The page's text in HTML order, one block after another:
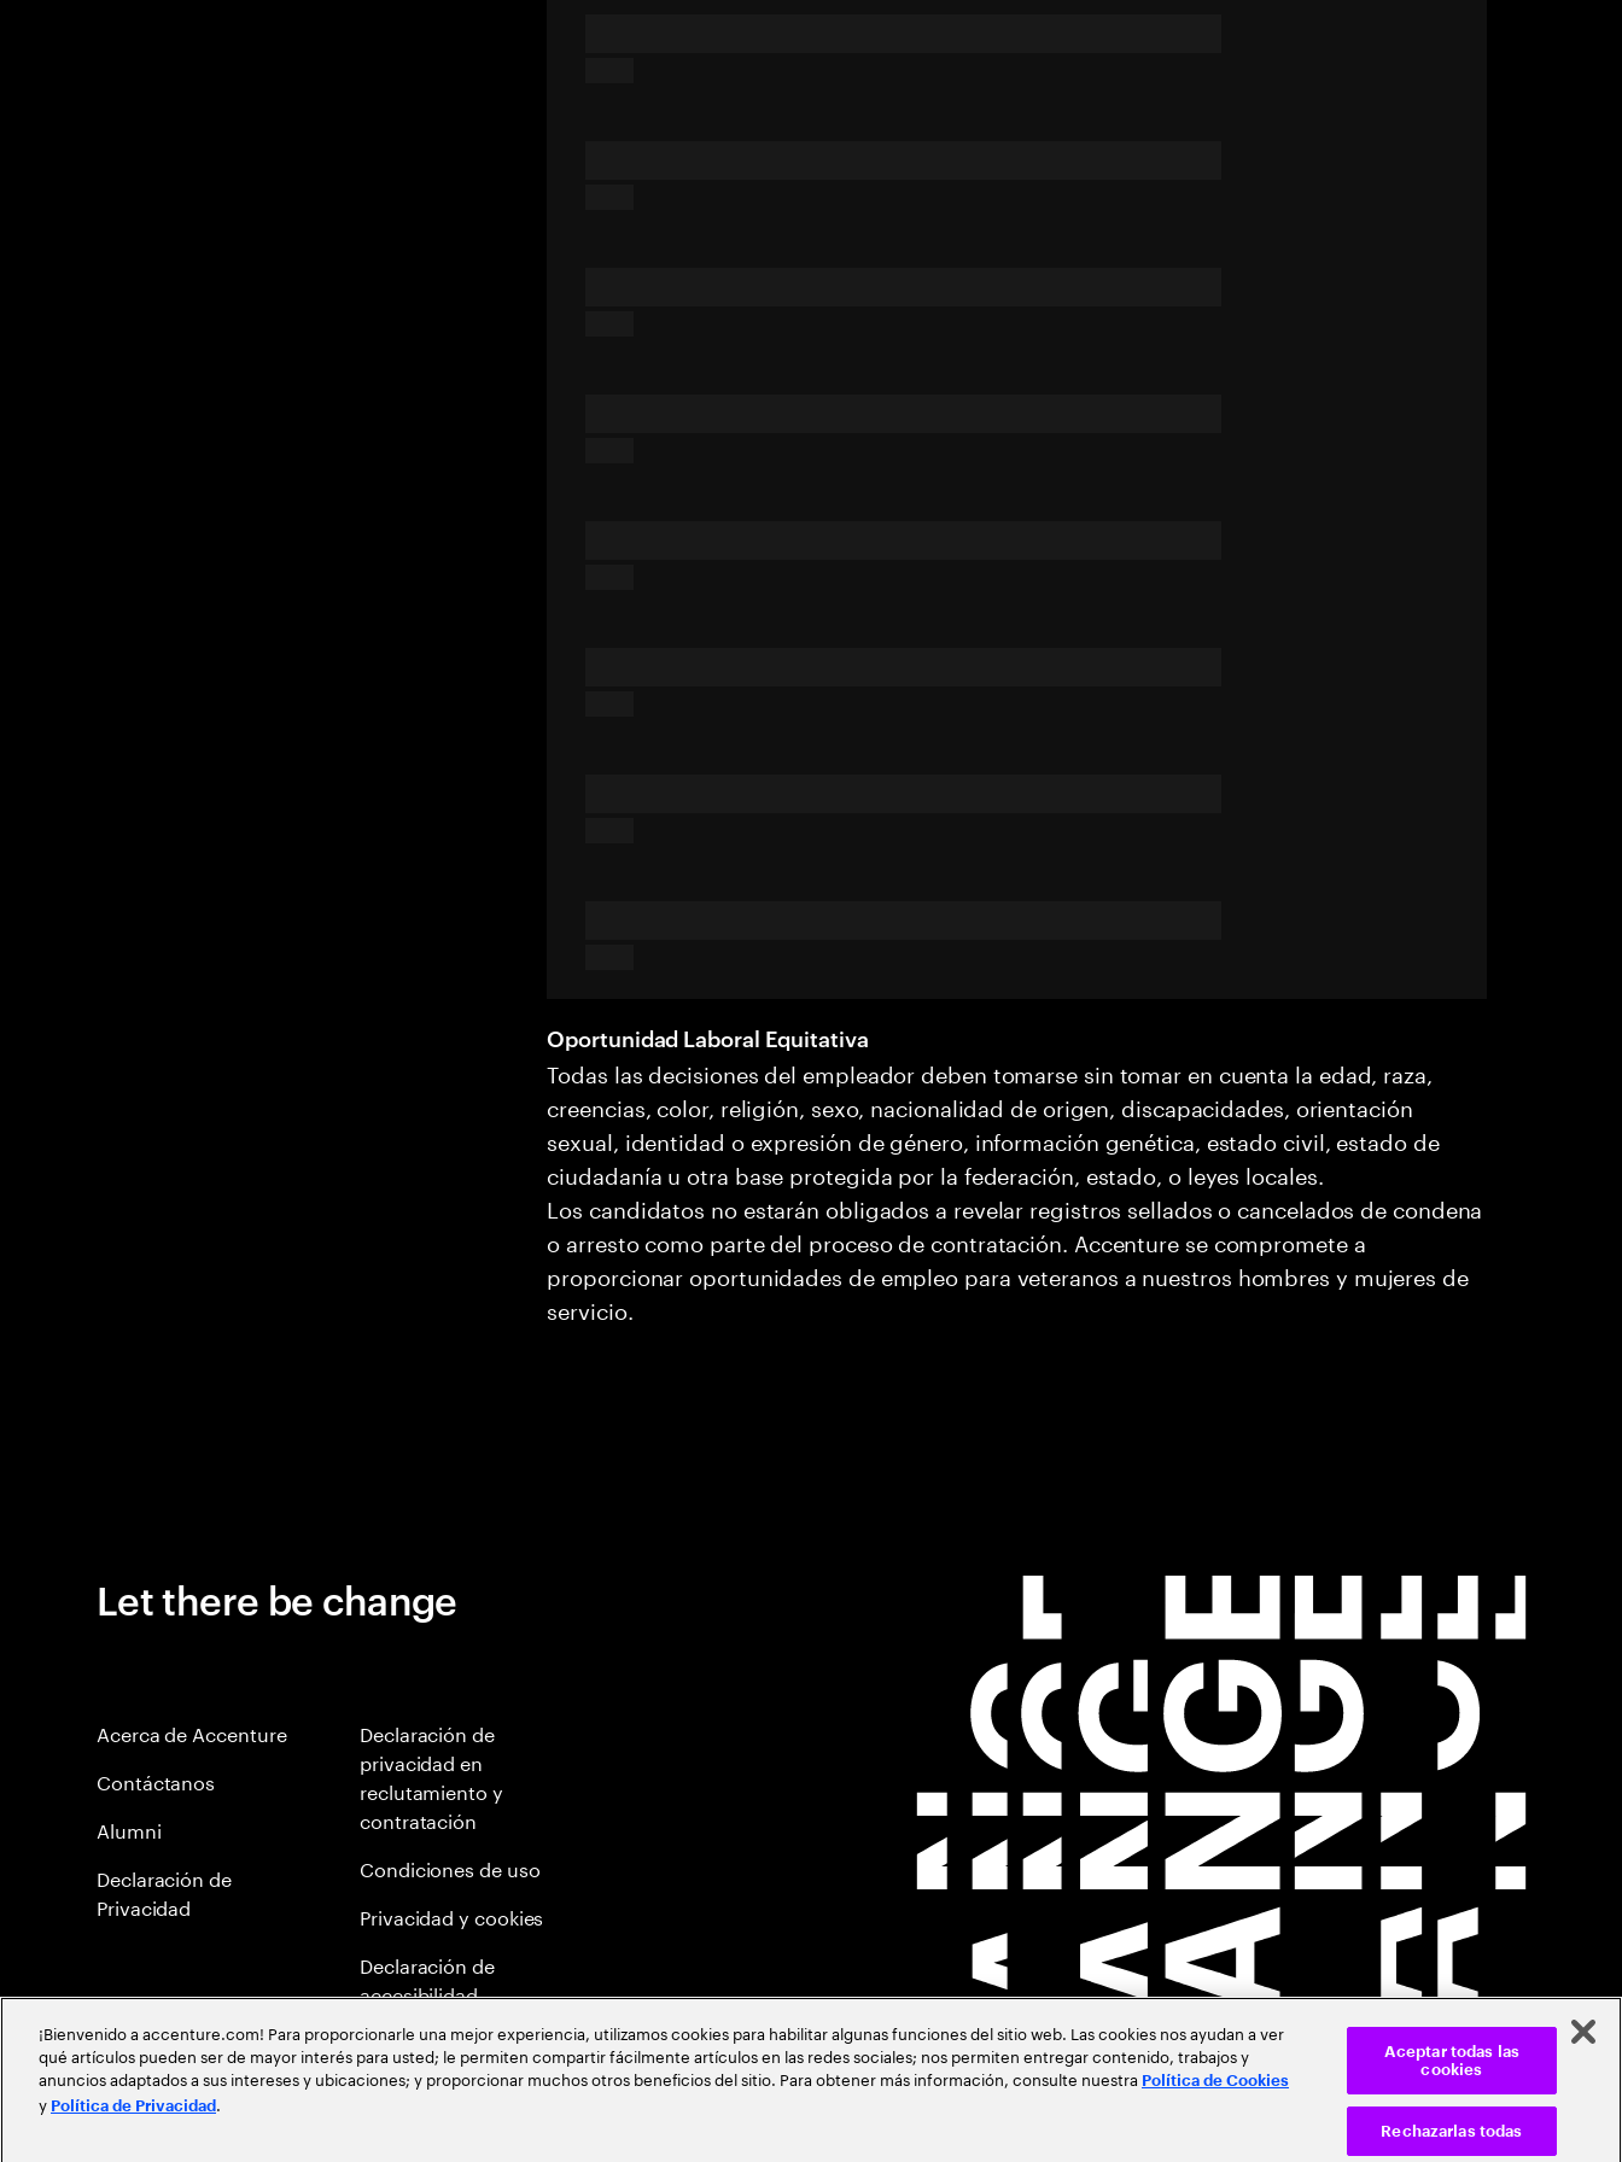
Oportunidad Laboral Equitativa
Todas las decisiones del empleador deben tomarse sin tomar en cuenta la edad, raza,
creencias, color, religión, sexo, nacionalidad de origen, discapacidades, orientación
sexual, identidad o expresión de género, información genética, estado civil, estado de
ciudadanía u otra base protegida por la federación, estado, o leyes locales.
Los candidatos no estarán obligados a revelar registros sellados o cancelados de condena
o arresto como parte del proceso de contratación. Accenture se compromete a
proporcionar oportunidades de empleo para veteranos a nuestros hombres y mujeres de
servicio.
Let there be change
Acerca de Accenture
Contáctanos
Alumni
Declaración de
Privacidad
Declaración de
privacidad en
reclutamiento y
contratación
Condiciones de uso
Privacidad y cookies
Declaración de
accesibilidad
Mapa del Sitio
Meritocracia Global
¡Bienvenido a accenture.com! Para proporcionarle una mejor experiencia, utilizamos cookies para habilitar algunas funciones del sitio web. Las cookies nos ayudan a ver
qué artículos pueden ser de mayor interés para usted; le permiten compartir fácilmente artículos en las redes sociales; nos permiten entregar contenido, trabajos y
anuncios adaptados a sus intereses y ubicaciones; y proporcionar muchos otros beneficios del sitio. Para obtener más información, consulte nuestra Política de Cookies
y Política de Privacidad .
Rechazarlas todas
Aceptar todas las
cookies